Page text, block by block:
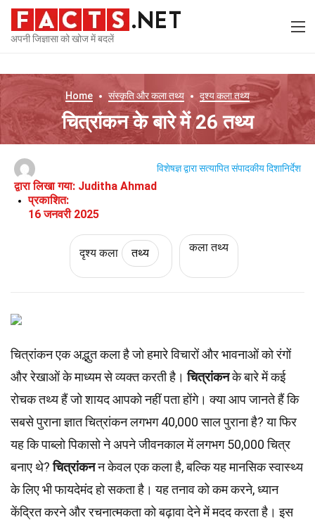
अपनी जिज्ञासा को खोज में बदलें
Home संस्कृति और कलातथ्य दृश्य कलातथ्य
चित्रांकन के बारे में 26 तथ्य
द्वारा लिखा गया: Juditha Ahmad
प्रकाशित:
16 जनवरी 2025
विशेषज्ञ द्वारा सत्यापितसंपादकीय दिशानिर्देश
दृश्य कला तथ्य कला तथ्य
चित्रांकन एक अद्भुत कला है जो हमारे विचारों और भावनाओं को रंगों
और रेखाओं के माध्यम से व्यक्त करती है।चित्रांकनके बारे में कई
रोचक तथ्य हैं जो शायद आपको नहीं पता होंगे। क्या आप जानते हैं कि
सबसे पुराना ज्ञात चित्रांकन लगभग 40,000 साल पुराना है? या फिर
यह कि पाब्लो पिकासो ने अपने जीवनकाल में लगभग 50,000 चित्र
बनाए थे?चित्रांकनन केवल एक कला है, बल्कि यह मानसिक स्वास्थ्य
के लिए भी फायदेमंद हो सकता है। यह तनाव को कम करने, ध्यान
केंद्रित करने और रचनात्मकता को बढ़ावा देने में मदद करता है। इस